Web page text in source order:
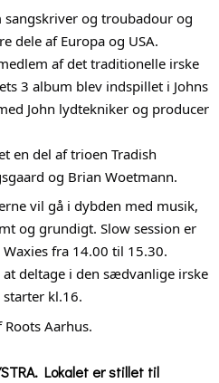
og troubadour og
dele af Europa og USA.
af det traditionelle irske
3 album blev indspillet i Johns
John lydtekniker og producer
en del af trioen Tradish
og Brian Woetmann.
vil gå i dybden med musik,
og grundigt. Slow session er
fra 14.00 til 15.30.
deltage i den sædvanlige irske
starter kl.16.
Aarhus.
Lokalet er stillet til